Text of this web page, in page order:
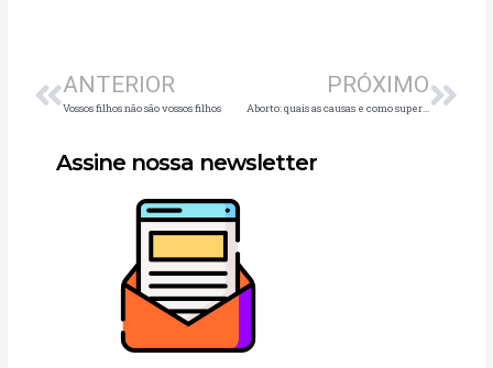
ANTERIOR
Vossos filhos não são vossos filhos
PRÓXIMO
Aborto: quais as causas e como superar a perda
Assine nossa newsletter